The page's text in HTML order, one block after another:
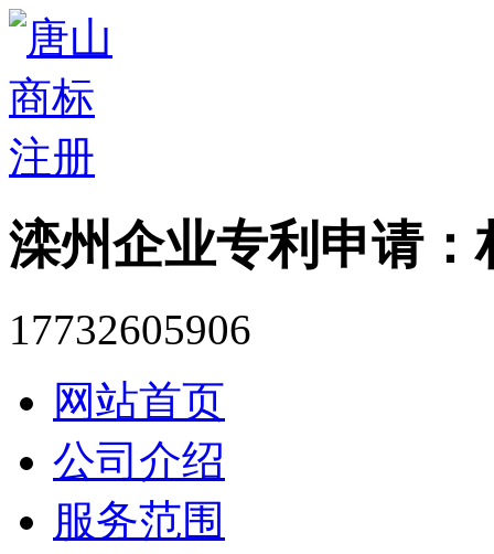
滦州企业专利申请
17732605906
网站首页
公司介绍
服务范围